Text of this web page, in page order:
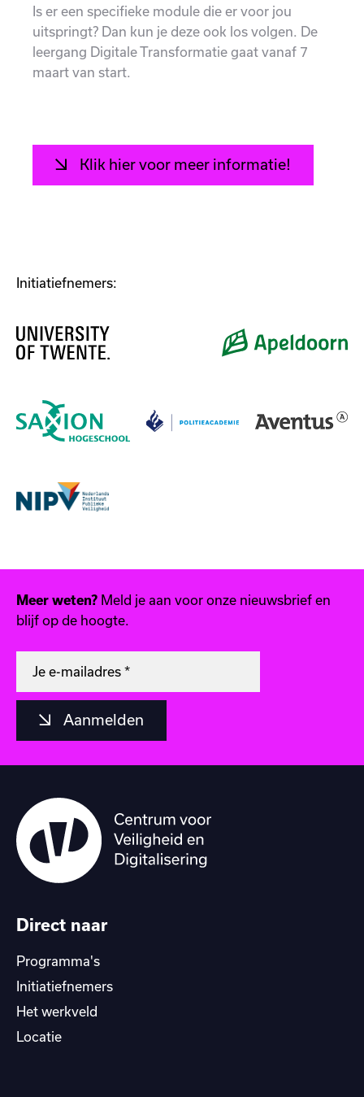
Is er een specifieke module die er voor jou
uitspringt? Dan kun je deze ook los volgen. De
leergang Digitale Transformatie gaat vanaf 7
maart van start.
Klik hier voor meer informatie!
Initiatiefnemers:
Meer weten? Meld je aan voor onze nieuwsbrief en
blijf op de hoogte.
Aanmelden
Direct naar
Programma's
Initiatiefnemers
Het werkveld
Locatie